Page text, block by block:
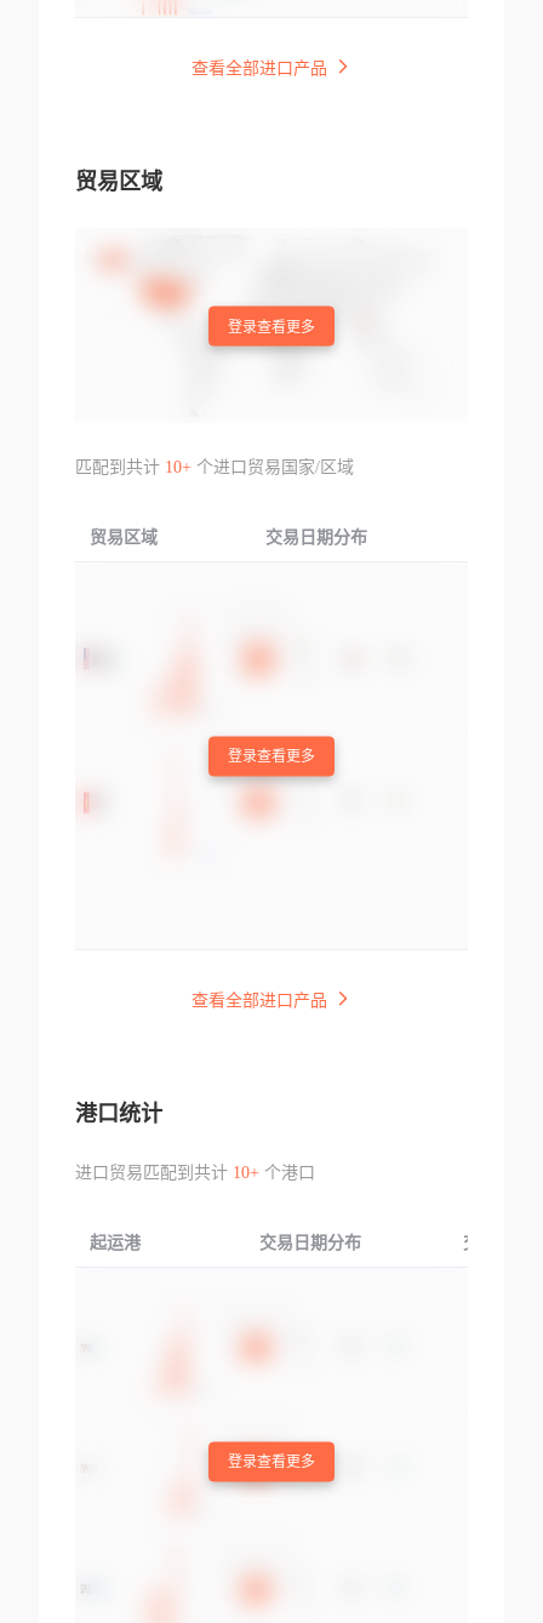
查看全部进口产品
贸易区域
登录查看更多
匹配到共计 10+个进口贸易国家/区域
贸易区域 交易日期分布
登录查看更多
查看全部进口产品
港口统计
进口贸易匹配到共计 10+个港口
起运港 交易日期分布 交易产品
登录查看更多